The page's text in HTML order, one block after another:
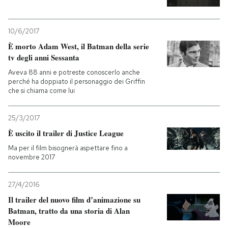
10/6/2017
È morto Adam West, il Batman della serie
tv degli anni Sessanta
Aveva 88 anni e potreste conoscerlo anche
perché ha doppiato il personaggio dei Griffin
che si chiama come lui
25/3/2017
È uscito il trailer di Justice League
Ma per il film bisognerà aspettare fino a
novembre 2017
27/4/2016
Il trailer del nuovo film d’animazione su
Batman, tratto da una storia di Alan
Moore